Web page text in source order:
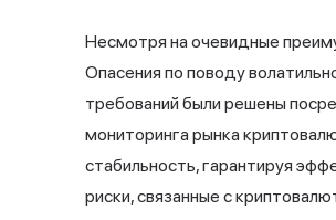
Несмотря на очевидные
Опасения по поводу
требований были решены
мониторинга рынка
стабильность, гарантируя
риски, связанные с